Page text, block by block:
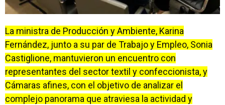
La ministra de Producción y Ambiente, Karina
Fernández, junto a su par de Trabajo y Empleo, Sonia
Castiglione, mantuvieron un encuentro con
representantes del sector textil y confeccionista, y
Cámaras afines, con el objetivo de analizar el
complejo panorama que atraviesa la actividad y